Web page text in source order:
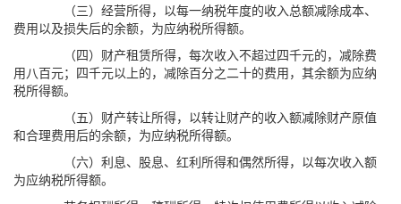
（三）经营所得，以每一纳税年度的收入总额减除成本、
费用以及损失后的余额，为应纳税所得额。
（四）财产租赁所得，每次收入不超过四千元的，减除费
用八百元；四千元以上的，减除百分之二十的费用，其余额为应纳
税所得额。
（五）财产转让所得，以转让财产的收入额减除财产原值
和合理费用后的余额，为应纳税所得额。
（六）利息、股息、红利所得和偶然所得，以每次收入额
为应纳税所得额。